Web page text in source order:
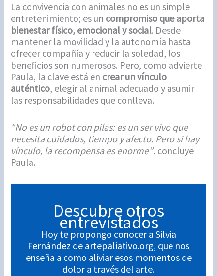
La convivencia con animales no es un simple
entretenimiento; es un compromiso que aporta
bienestar físico, emocional y social. Desde
mantener la movilidad y la autonomía hasta
ofrecer compañía y reducir la soledad, los
beneficios son numerosos. Pero, como advierte
Paula, la clave está en crear un vínculo
auténtico, elegir al animal adecuado y asumir
las responsabilidades que conlleva.
“No es un robot con pilas: es un ser vivo que
necesita cuidados, tiempo y afecto. Pero si hay
vínculo, la recompensa es enorme”, concluye
Paula.
Descubre otros
entrevistados
Hoy te propongo conocer a Silvia
Fernández de artepaliativo.org, que nos
enseña a como aliviar esos momentos de
dolor a través del arte.